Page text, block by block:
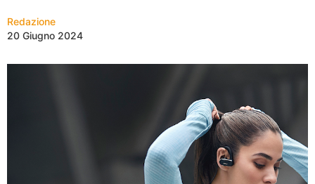
Redazione
20 Giugno 2024